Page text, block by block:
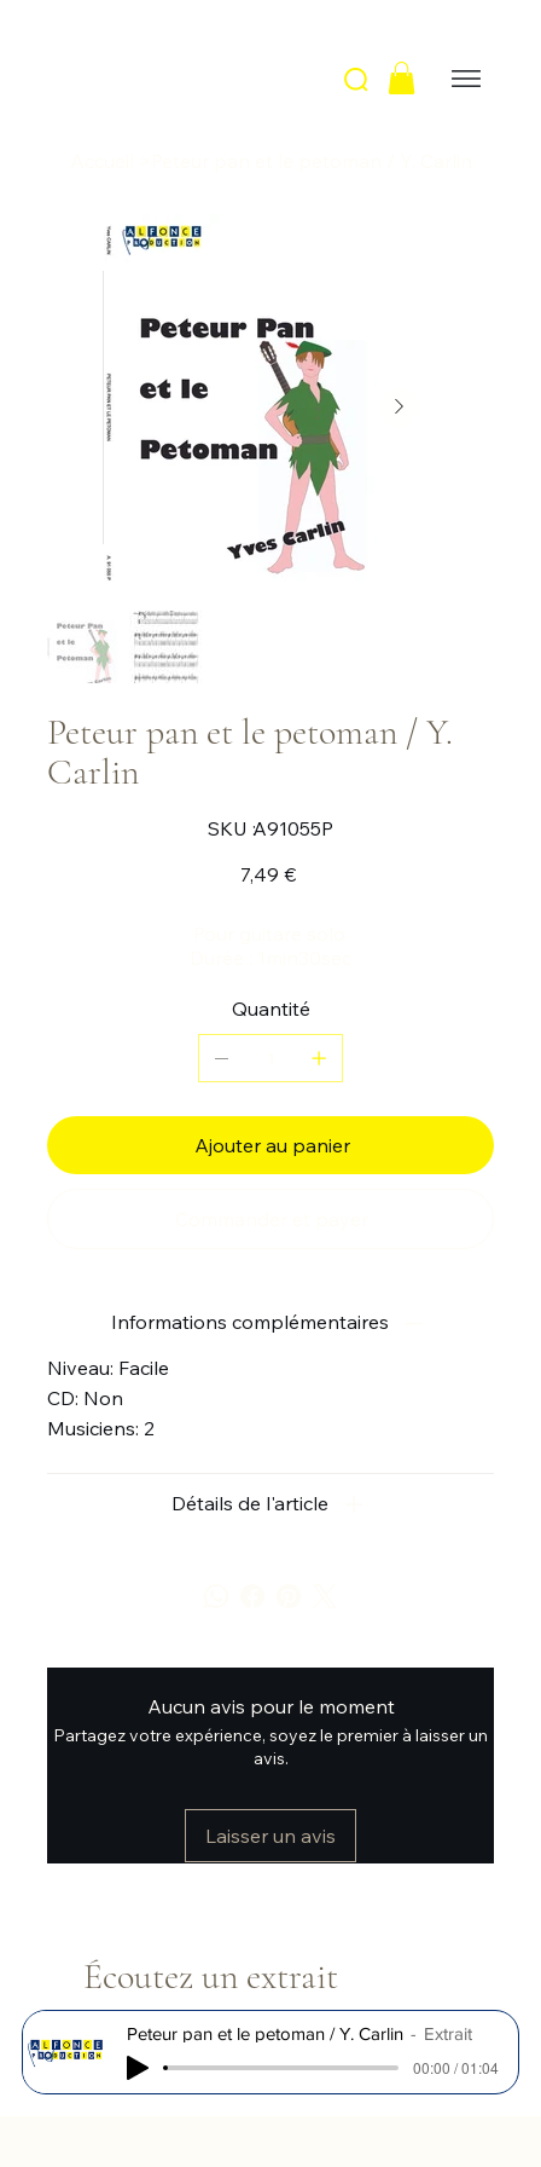
Peteur pan et le petoman / Y.
Carlin
SKU :SKU
A91055P
A91055P
7,49 €
Quantité
Ajouter au panier
Informations complémentaires
Niveau: Facile
CD: Non
Musiciens: 2
Détails de l'article
Aucun avis pour le moment
Partagez votre expérience, soyez le premier à laisser un
avis.
Laisser un avis
Écoutez un extrait
Peteur pan et le petoman / Y. Carlin
Extrait
00:00 / 01:04